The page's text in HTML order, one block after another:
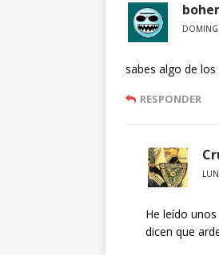
sabes algo de
RESPONDER
He leído
dicen que